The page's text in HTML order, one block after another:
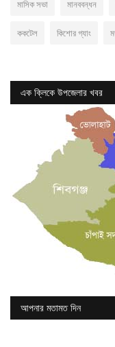
মাসিক সভা মানববন্ধন
ককটেল কিশোর গ্যাং
এক ক্লিকে উপজেলার খবর
আপনার মতামত দিন